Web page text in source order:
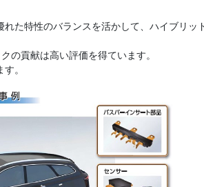
た特性のバランスを活かして、ハイブリッ
の貢献は高い評価を得ています。
。